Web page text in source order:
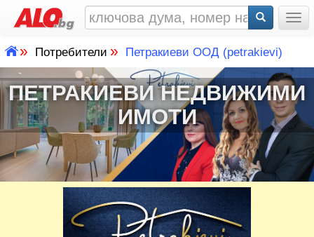
» Потребители» Петракиеви ООД (petrakievi)
ПЕТРАКИЕВИ НЕДВИЖИМИ
ИМОТИ